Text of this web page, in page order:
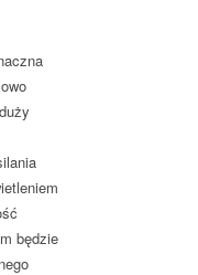
będzie